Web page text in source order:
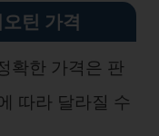
틴 가격
확한 가격은 판
따라 달라질 수